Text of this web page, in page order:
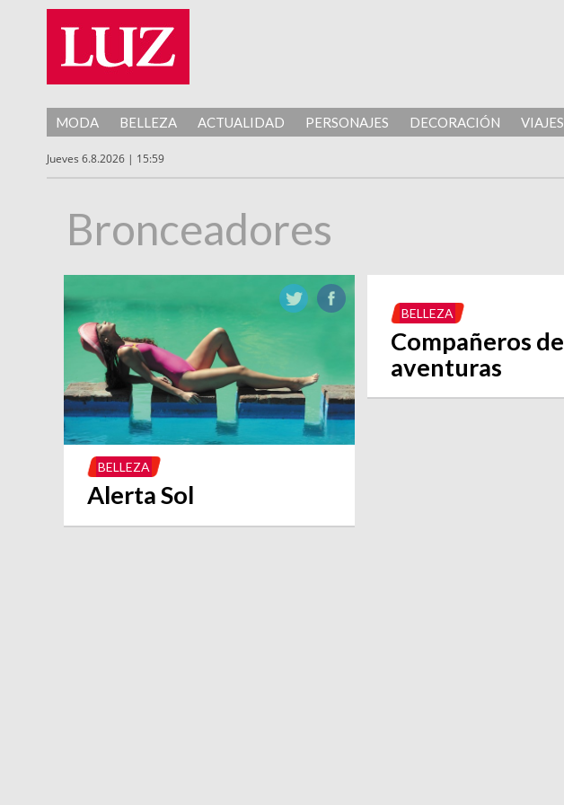
MODA BELLEZA ACTUALIDAD PERSONAJES DECORACIÓN VIAJES
Jueves 6.8.2026 | 15:59
Bronceadores
BELLEZA
Alerta Sol
BELLEZA
Compañeros de
aventuras